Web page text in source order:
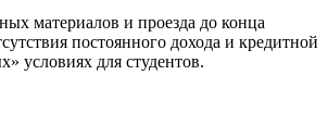
материалов и проезда до конца
постоянного дохода и кредитной
условиях для студентов.